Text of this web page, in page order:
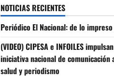
NOTICIAS RECIENTES
Periódico El Nacional: de lo
(VIDEO) CIPESA e INFOILES
iniciativa nacional de comunicación
salud y periodismo